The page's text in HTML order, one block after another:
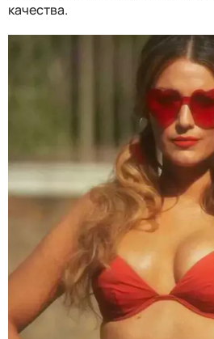
качества.